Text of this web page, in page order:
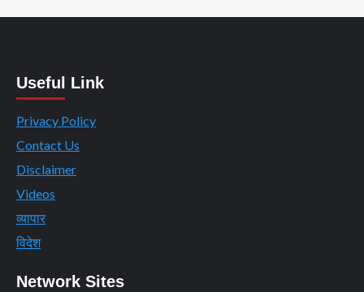
Useful Link
Privacy Policy
Contact Us
Disclaimer
Videos
व्यापार
विदेश
Network Sites